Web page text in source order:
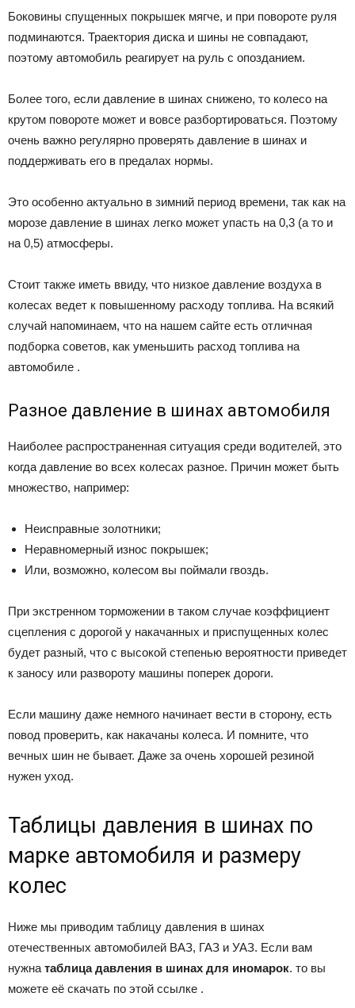
Боковины спущенных покрышек мягче, и при повороте руля
подминаются. Траектория диска и шины не совпадают,
поэтому автомобиль реагирует на руль с опозданием.
Более того, если давление в шинах снижено, то колесо на
крутом повороте может и вовсе разбортироваться. Поэтому
очень важно регулярно проверять давление в шинах и
поддерживать его в предалах нормы.
Это особенно актуально в зимний период времени, так как на
морозе давление в шинах легко может упасть на 0,3 (а то и
на 0,5) атмосферы.
Стоит также иметь ввиду, что низкое давление воздуха в
колесах ведет к повышенному расходу топлива. На всякий
случай напоминаем, что на нашем сайте есть отличная
подборка советов, как уменьшить расход топлива на
автомобиле .
Разное давление в шинах автомобиля
Наиболее распространенная ситуация среди водителей, это
когда давление во всех колесах разное. Причин может быть
множество, например:
Неисправные золотники;
Неравномерный износ покрышек;
Или, возможно, колесом вы поймали гвоздь.
При экстренном торможении в таком случае коэффициент
сцепления с дорогой у накачанных и приспущенных колес
будет разный, что с высокой степенью вероятности приведет
к заносу или развороту машины поперек дороги.
Если машину даже немного начинает вести в сторону, есть
повод проверить, как накачаны колеса. И помните, что
вечных шин не бывает. Даже за очень хорошей резиной
нужен уход.
Таблицы давления в шинах по
марке автомобиля и размеру
колес
Ниже мы приводим таблицу давления в шинах
отечественных автомобилей ВАЗ, ГАЗ и УАЗ. Если вам
нужна таблица давления в шинах для иномарок. то вы
можете её скачать по этой ссылке .